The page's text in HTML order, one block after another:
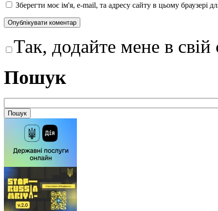
Зберегти моє ім'я, e-mail, та адресу сайту в цьому браузері
Так, додайте мене в
Пошук